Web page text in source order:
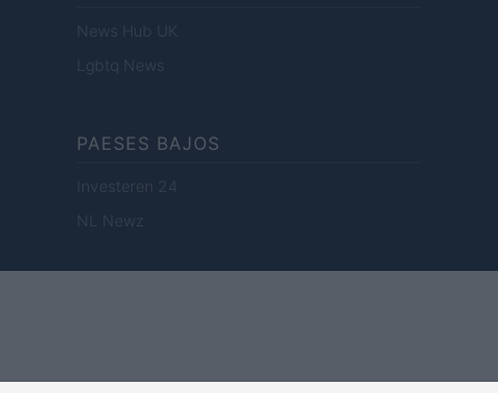
News Hub UK
Lgbtq News
PAESES BAJOS
Investeren 24
NL Newz